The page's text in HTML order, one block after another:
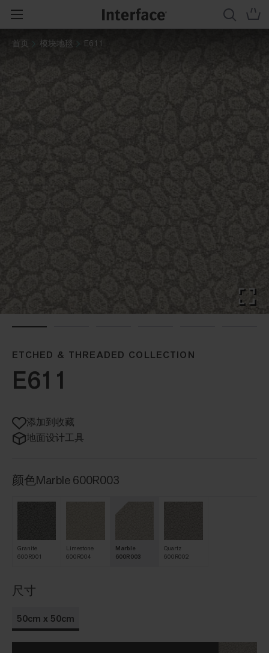
首页 模块地毯 E611
ETCHED & THREADED COLLECTION
E611
添加到收藏
地面设计工具
颜色Marble 600R003
Granite
600R001
Limestone
600R004
Marble
600R003
Quartz
600R002
尺寸
50cm x 50cm